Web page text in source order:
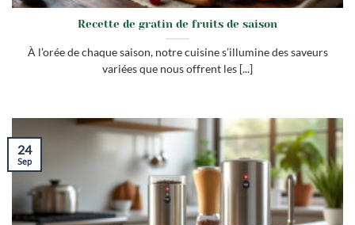
Recette de gratin de fruits de saison
À l’orée de chaque saison, notre cuisine s’illumine des saveurs
variées que nous offrent les [...]
24
Sep